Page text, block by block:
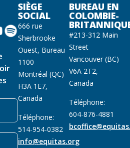
SIÈGE
SOCIAL
666 rue
Sherbrooke
Ouest, Bureau
1100
Montréal (QC)
H3A 1E7,
Canada
Téléphone:
514-954-0382
info@equitas.org
BUREAU EN
COLOMBIE-
#213-312 Main
Street
Vancouver (BC)
V6A 2T2,
Canada
Téléphone:
604-876-4881